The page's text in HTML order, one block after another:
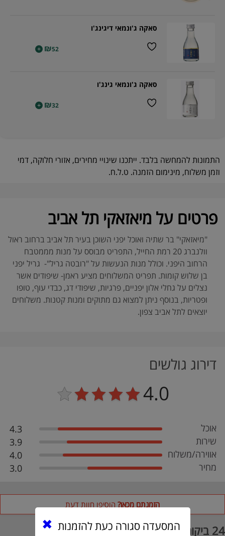
סאקה ג'ונמאי דיגינג'ו
₪52
+
סאקה ג'ונמאי גינג'ו
₪32
+
התמונות להמחשה בלבד. ייתכנו שינויי מחירים, אזורי חלוקה, דמי
וזמן משלוח, מינימום הזמנה. ט.ל.ח.
פרטים על מיאזאקי תל אביב
"מיאזאקי" בר שתיה ואוכל יפני השוכן בעיר תל אביב ברחוב ראול
וולנברג 20 רמת החייל, התפריט מבוסס על מנות מממטבח
הרחוב היפני. וכולל מנות הנעשות על "רובטה גריל"- גריל יפני
בן שלוש קומות. תפריט המשלוחים מציע ראמן- שיפודים אשר
נצלים על גחלי אלון יפניים, פרגיות, שיפודי דג, כבדי עוף, טופו
ופטריות, בנוסף ניתן למצוא גם מתוקים ומנות קטנות. משלוחים
יוצאים לתל אביב צפון.
דירוג גולשים
4.0
אוכל
4.3
שירות
3.9
אווירה/משלוח
4.0
מחיר
3.0
הזמנתם מכאן? הוסיפו חוות דעת
24 ביקורות וחוות דעת על מיאזאקי תל אביב המסעדה סגורה כעת להזמנות